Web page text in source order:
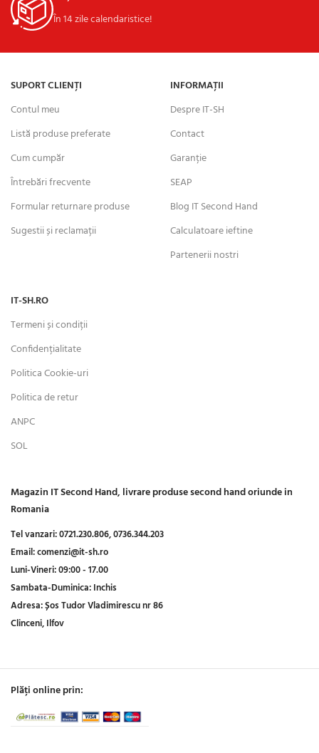
În 14 zile calendaristice!
SUPORT CLIENȚI
Contul meu
Listă produse preferate
Cum cumpăr
Întrebări frecvente
Formular returnare produse
Sugestii și reclamații
INFORMAȚII
Despre IT-SH
Contact
Garanție
SEAP
Blog IT Second Hand
Calculatoare ieftine
Partenerii nostri
IT-SH.RO
Termeni și condiții
Confidențialitate
Politica Cookie-uri
Politica de retur
ANPC
SOL
Magazin IT Second Hand, livrare produse second hand oriunde in
Romania
Tel vanzari:0721.230.806,0736.344.203
Email:comenzi@it-sh.ro
Luni-Vineri:09:00 - 17.00
Sambata-Duminica:Inchis
Adresa:Șos Tudor Vladimirescu nr 86
Clinceni, Ilfov
Plăți online prin: